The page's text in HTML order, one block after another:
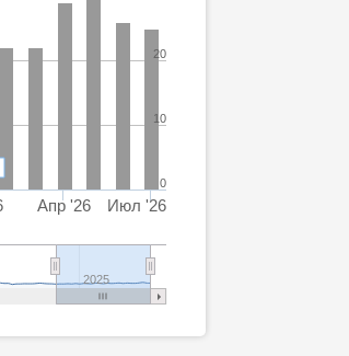
Апр '26 Июл '26
2025
0
10
20